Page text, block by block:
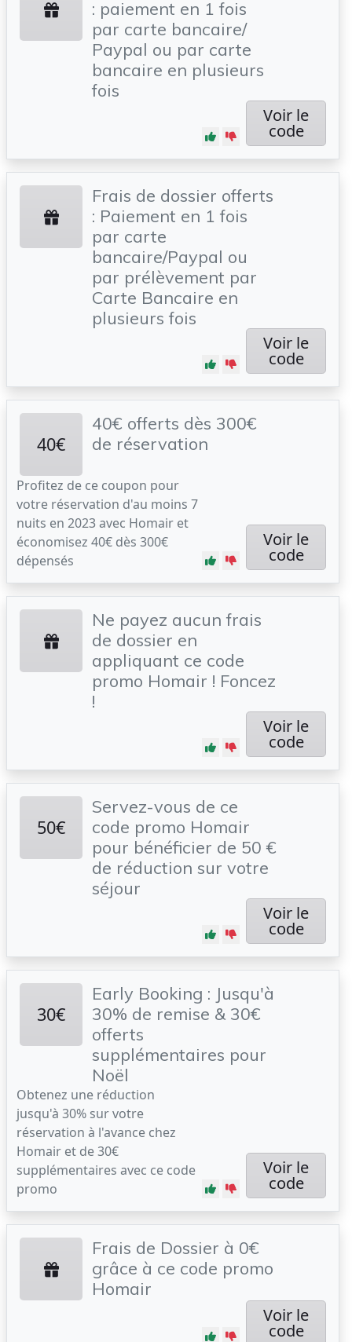
: paiement en 1 fois
par carte bancaire/
Paypal ou par carte
bancaire en plusieurs
fois
Voir le
code
Frais de dossier offerts
: Paiement en 1 fois
par carte
bancaire/Paypal ou
par prélèvement par
Carte Bancaire en
plusieurs fois
Voir le
code
40€
40€ offerts dès 300€
de réservation
Profitez de ce coupon pour
votre réservation d'au moins 7
nuits en 2023 avec Homair et
économisez 40€ dès 300€
dépensés
Voir le
code
Ne payez aucun frais
de dossier en
appliquant ce code
promo Homair ! Foncez
!
Voir le
code
50€
Servez-vous de ce
code promo Homair
pour bénéficier de 50 €
de réduction sur votre
séjour
Voir le
code
30€
Early Booking : Jusqu'à
30% de remise & 30€
offerts
supplémentaires pour
Noël
Obtenez une réduction
jusqu'à 30% sur votre
réservation à l'avance chez
Homair et de 30€
supplémentaires avec ce code
promo
Voir le
code
Frais de Dossier à 0€
grâce à ce code promo
Homair
Voir le
code